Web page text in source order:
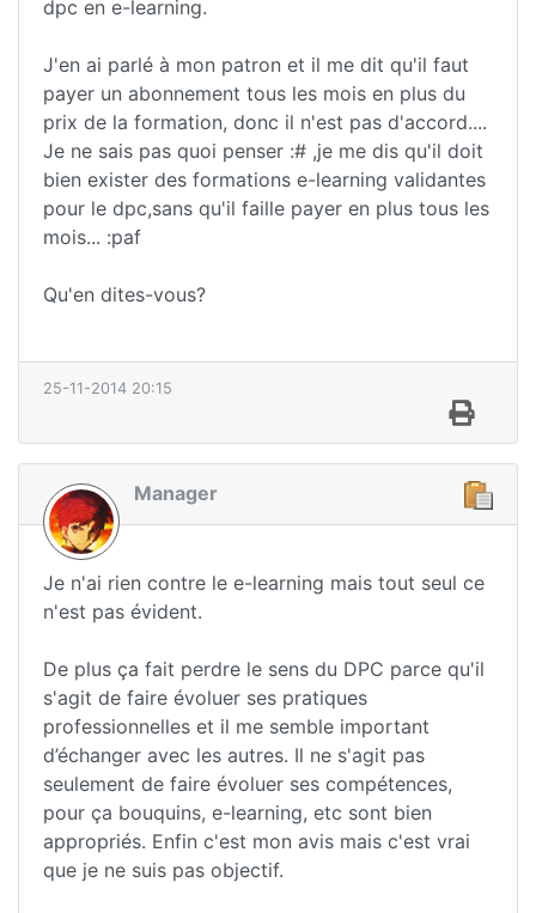
dpc en e-learning.
J'en ai parlé à mon patron et il me dit qu'il faut
payer un abonnement tous les mois en plus du
prix de la formation, donc il n'est pas d'accord....
Je ne sais pas quoi penser :# ,je me dis qu'il doit
bien exister des formations e-learning validantes
pour le dpc,sans qu'il faille payer en plus tous les
mois... :paf
Qu'en dites-vous?
25-11-2014 20:15
Manager
Je n'ai rien contre le e-learning mais tout seul ce
n'est pas évident.
De plus ça fait perdre le sens du DPC parce qu'il
s'agit de faire évoluer ses pratiques
professionnelles et il me semble important
d’échanger avec les autres. Il ne s'agit pas
seulement de faire évoluer ses compétences,
pour ça bouquins, e-learning, etc sont bien
appropriés. Enfin c'est mon avis mais c'est vrai
que je ne suis pas objectif.